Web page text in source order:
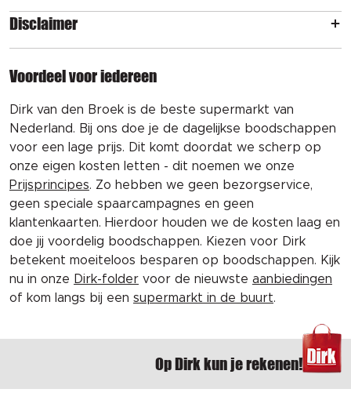
Disclaimer
Voordeel voor iedereen
Dirk van den Broek is de beste supermarkt van
Nederland. Bij ons doe je de dagelijkse boodschappen
voor een lage prijs. Dit komt doordat we scherp op
onze eigen kosten letten - dit noemen we onze
Prijsprincipes. Zo hebben we geen bezorgservice,
geen speciale spaarcampagnes en geen
klantenkaarten. Hierdoor houden we de kosten laag en
doe jij voordelig boodschappen. Kiezen voor Dirk
betekent moeiteloos besparen op boodschappen. Kijk
nu in onze Dirk-folder voor de nieuwste aanbiedingen
of kom langs bij een supermarkt in de buurt.
Op Dirk kun je rekenen!